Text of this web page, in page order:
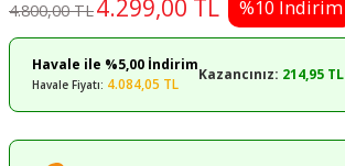
4.800,00 TL4.299,00 TL %10 İndirim
Havale ile %5,00 İndirim
Havale Fiyatı: 4.084,05 TL
Kazancınız: 214,95 TL